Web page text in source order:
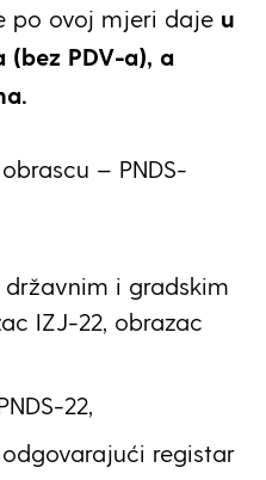
po ovoj mjeri daje u
(bez PDV-a), a
– PNDS-
i gradskim
IZJ-22, obrazac
22,
registar